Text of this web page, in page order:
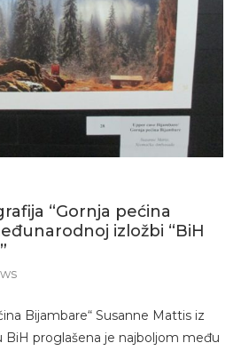
“Gornja pećina
izložbi “BiH
Bijambare“ Susanne Mattis iz
BiH proglašena je najboljom među